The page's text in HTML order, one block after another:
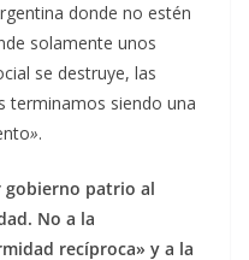
donde no estén
solamente unos
se destruye, las
terminamos siendo una
».
gobierno patrio al
No a la
recíproca» y a la